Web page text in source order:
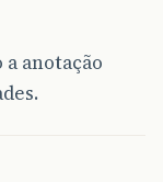
anotação